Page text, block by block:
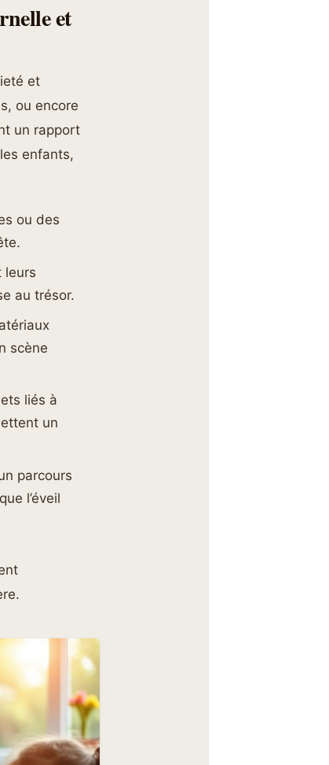
et
et
ou encore
un rapport
enfants,
ou des
leurs
au trésor.
scène
liés à
un
parcours
l’éveil